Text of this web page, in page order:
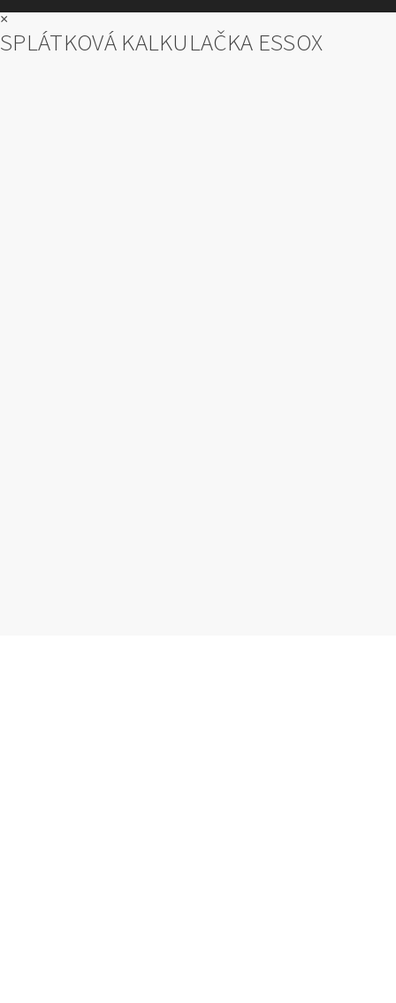
×
SPLÁTKOVÁ KALKULAČKA ESSOX